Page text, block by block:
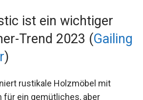
ist ein wichtiger
Trend 2023 (Gailing
)
rustikale Holzmöbel mit
für ein gemütliches, aber